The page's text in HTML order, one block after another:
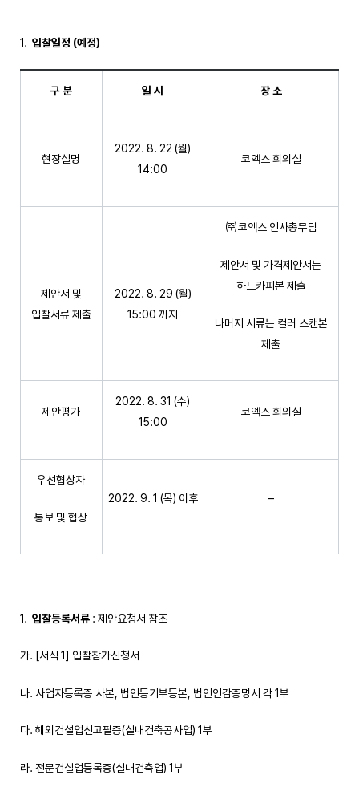
입찰일정 (예정)
구 분 일 시 장 소
현장설명
2022. 8. 22 (월)
14:00
코엑스 회의실
제안서 및
입찰서류 제출
2022. 8. 29 (월)
15:00 까지
㈜코엑스 인사총무팀
제안서 및 가격제안서는
하드카피본 제출
나머지 서류는 컬러 스캔본
제출
제안평가
2022. 8. 31 (수)
15:00
코엑스 회의실
우선협상자
통보 및 협상
2022. 9. 1 (목) 이후 –
입찰등록서류: 제안요청서 참조
가. [서식 1] 입찰참가신청서
나. 사업자등록증 사본, 법인등기부등본, 법인인감증명서 각 1부
다. 해외건설업신고필증(실내건축공사업) 1부
라. 전문건설업등록증(실내건축업) 1부